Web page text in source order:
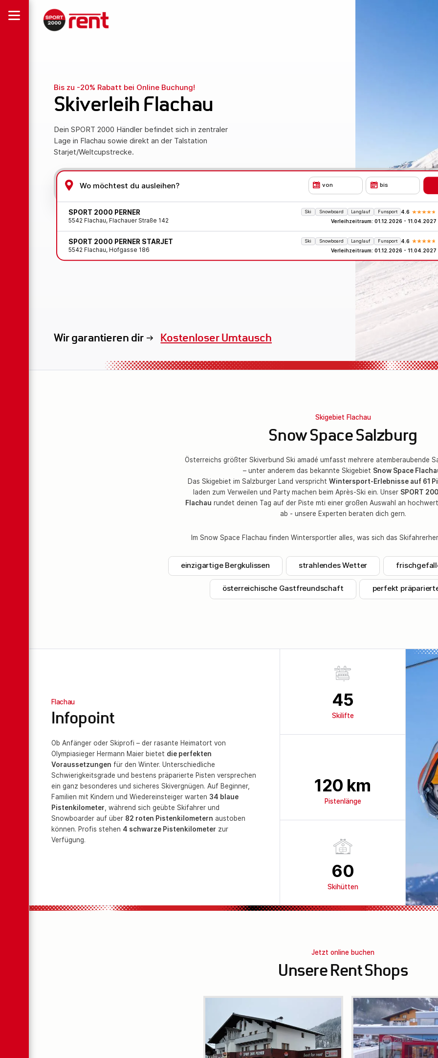
Bis zu -20% Rabatt bei Online Buchung!
Skiverleih Flachau
Dein SPORT 2000 Händler befindet sich in zentraler
Lage in Flachau sowie direkt an der Talstation
Starjet/Weltcupstrecke.
von bis
SPORT 2000 PERNER
5542 Flachau, Flachauer Straße 142
Ski Snowboard Langlauf Funsport
4.6
Verleihzeitraum: 01.12.2026 - 11.04.2027
SPORT 2000 PERNER STARJET
5542 Flachau, Hofgasse 186
Ski Snowboard Langlauf Funsport
4.6
Verleihzeitraum: 01.12.2026 - 11.04.2027
Wir garantieren dir Exklusives Verleihequipment
Skigebiet Flachau
Snow Space Salzburg
Österreichs größter Skiverbund Ski amadé umfasst mehrere atemberaubende
– unter anderem das bekannte Skigebiet Snow Space
Das Skigebiet im Salzburger Land versprichtWintersport-Erlebnisse auf 61
laden zum Verweilen und Party machen beim Après-Ski ein. Unser SPORT
Flachau rundet deinen Tag auf der Piste mti einer großen Auswahl an
ab - unsere Experten beraten dich gern.
Im Snow Space Flachau finden Wintersportler alles, was sich das
einzigartige Bergkulissen strahlendes Wetter
österreichische Gastfreundschaft perfekt
Flachau
Infopoint
Ob Anfänger oder Skiprofi – der rasante Heimatort von
Olympiasieger Hermann Maier bietet die perfekten
Voraussetzungen für den Winter. Unterschiedliche
Schwierigkeitsgrade und bestens präparierte Pisten versprechen
ein ganz besonderes und sicheres Skivergnügen. Auf Beginner,
Familien mit Kindern und Wiedereinsteiger warten 34 blaue
Pistenkilometer , während sich geübte Skifahrer und
Snowboarder auf über 82 roten Pistenkilometern austoben
können. Profis stehen 4 schwarze Pistenkilometer zur
Verfügung.
45
Skilifte
120 km
Pistenlänge
60
Skihütten
Jetzt online buchen
Unsere Rent Shops